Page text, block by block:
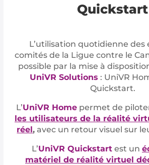
Quickstart
L’utilisation quotidienne des
comités de la Ligue contre le
possible par la mise à
UniVR Solutions : UniVR
Quickstart.
L’UniVR Home permet de
les utilisateurs de la réalité
réel, avec un retour visuel sur
L’UniVR Quickstartest un
matériel de réalité virtuel